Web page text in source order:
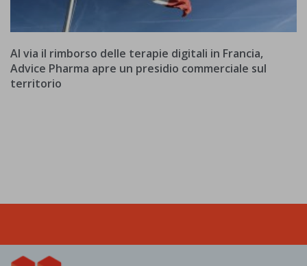
Al via il rimborso delle terapie digitali in Francia,
Advice Pharma apre un presidio commerciale sul
territorio